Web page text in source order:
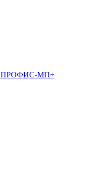
ПРОФИС-МП+